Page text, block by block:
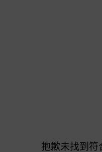
抱歉未找到符